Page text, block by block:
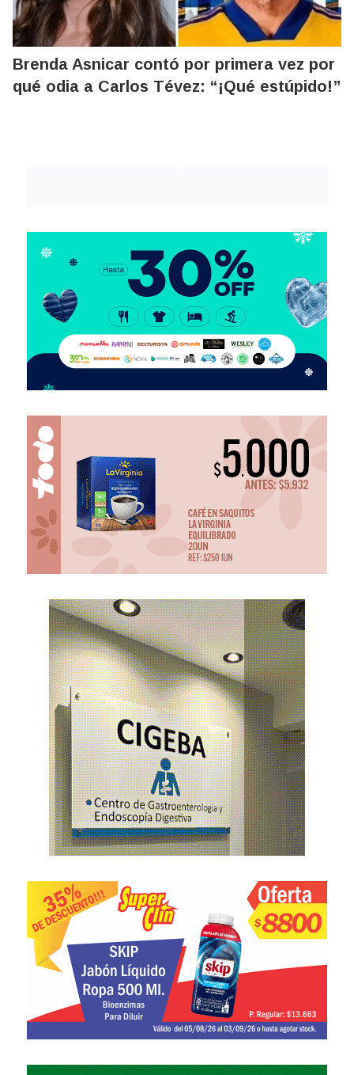
Brenda Asnicar contó por primera vez por
qué odia a Carlos Tévez: “¡Qué estúpido!”